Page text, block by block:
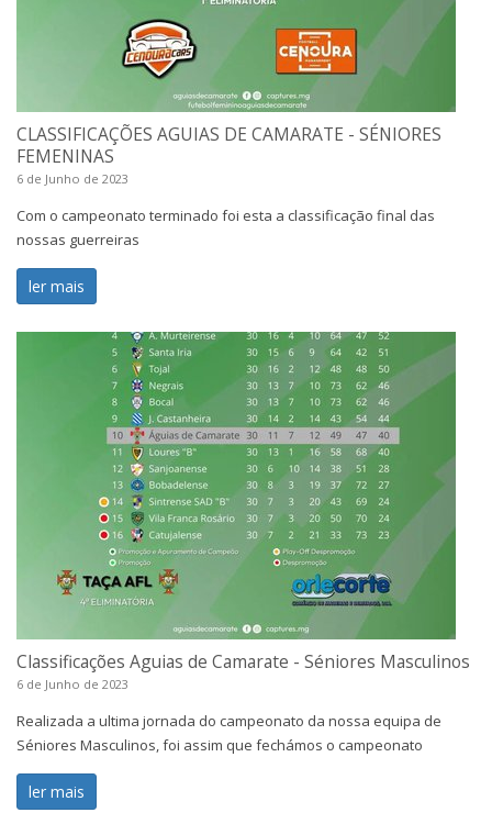
CLASSIFICAÇÕES AGUIAS DE CAMARATE - SÉNIORES
FEMENINAS
6 de Junho de 2023
Com o campeonato terminado foi esta a classificação final das
nossas guerreiras
ler mais
Classificações Aguias de Camarate - Séniores Masculinos
6 de Junho de 2023
Realizada a ultima jornada do campeonato da nossa equipa de
Séniores Masculinos, foi assim que fechámos o campeonato
ler mais